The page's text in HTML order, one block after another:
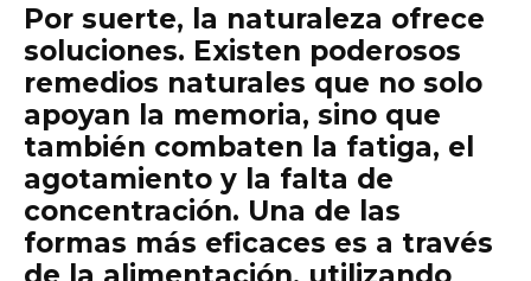
Por suerte, la naturaleza ofrece
soluciones. Existen poderosos
remedios naturales que no solo
apoyan la memoria, sino que
también combaten la fatiga, el
agotamiento y la falta de
concentración. Una de las
formas más eficaces es a través